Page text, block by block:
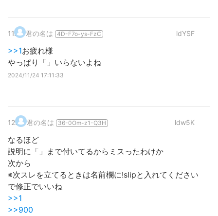
11. 君の名は 4D-F7o-ys-FzC ldYSF
>>1お疲れ様
やっぱり「」いらないよね
2024/11/24 17:11:33
12. 君の名は 36-0Om-z1-Q3H ldw5K
なるほど
説明に「」まで付いてるからミスったわけか
次から
※次スレを立てるときは名前欄に!slipと入れてください
で修正でいいね
>>1
>>900